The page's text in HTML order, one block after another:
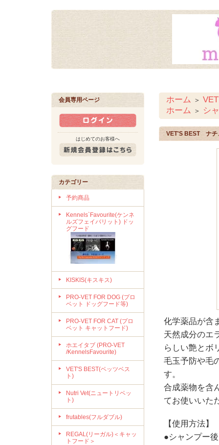
会員専用ページ
はじめてのお客様へ
カテゴリー
予約商品
Kennels`Favourite(ケンネ
ルズフェイバリット) ドッ
グフード
KISKIS(キスキス)
PRO-VET FOR DOG (プロ
ベット ドッグフード等)
PRO-VET FOR CAT (プロ
ベット キャットフード)
ホエイタブ (PRO-VET
/KennelsFavourite)
VET'S BEST(ベッツベス
ト)
Nutri Vet(ニュートリベッ
ト)
frutables(フルダブル)
REGAL(リーガル)＜キャッ
トフード＞
ホーム ＞
ホーム ＞ シ
VET'S BEST ナチ
化学薬品が含
天然成分のエ
らしい艶とボ
毛玉予防や毛
す。
合成薬物を含
てお使いいた
【使用方法】
●シャンプー